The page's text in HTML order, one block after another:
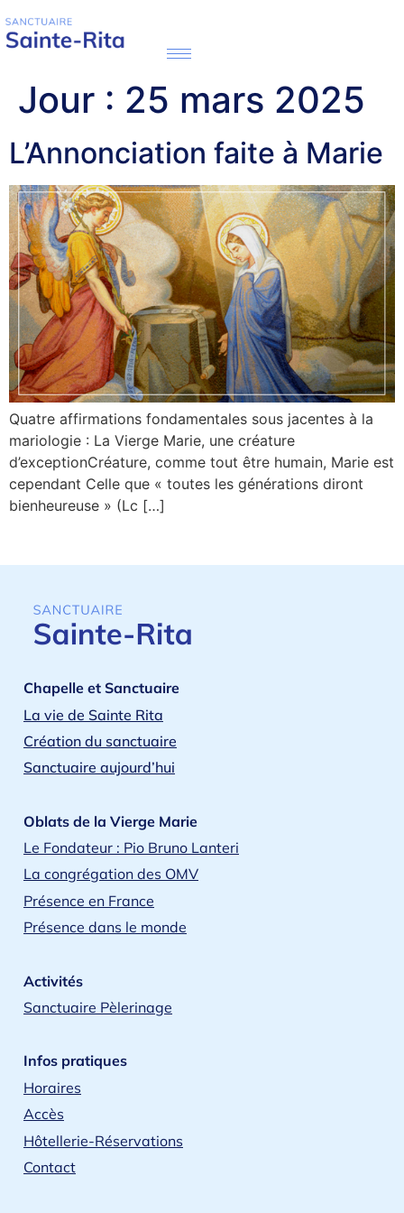
Jour : 25 mars 2025
L’Annonciation faite à Marie
Quatre affirmations fondamentales sous jacentes à la
mariologie : La Vierge Marie, une créature
d’exceptionCréature, comme tout être humain, Marie est
cependant Celle que « toutes les générations diront
bienheureuse » (Lc […]
Chapelle et Sanctuaire
La vie de Sainte Rita
Création du sanctuaire
Sanctuaire aujourd’hui
Oblats de la Vierge Marie
Le Fondateur : Pio Bruno Lanteri
La congrégation des OMV
Présence en France
Présence dans le monde
Activités
Sanctuaire Pèlerinage
Infos pratiques
Horaires
Accès
Hôtellerie-Réservations
Contact